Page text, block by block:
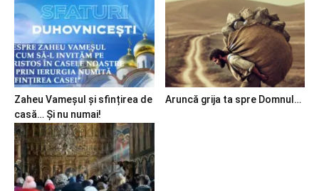
Zaheu Vameșul și sfințirea de
casă… Și nu numai!
Aruncă grija ta spre Domnul…